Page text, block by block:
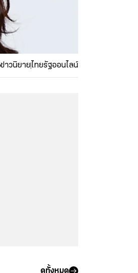
ข่าวนิยายไทยรัฐออนไลน์
ดูทั้งหมด